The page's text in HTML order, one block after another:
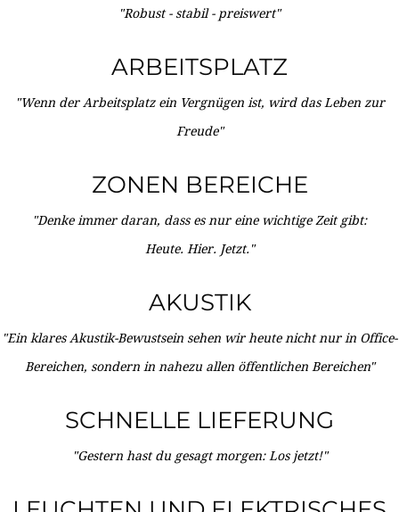
"Robust - stabil - preiswert"
ARBEITSPLATZ
"Wenn der Arbeitsplatz ein Vergnügen ist, wird das Leben zur
Freude"
ZONEN BEREICHE
"Denke immer daran, dass es nur eine wichtige Zeit gibt:
Heute. Hier. Jetzt."
AKUSTIK
"Ein klares Akustik-Bewustsein sehen wir heute nicht nur in Office-
Bereichen, sondern in nahezu allen öffentlichen Bereichen"
SCHNELLE LIEFERUNG
"Gestern hast du gesagt morgen: Los jetzt!"